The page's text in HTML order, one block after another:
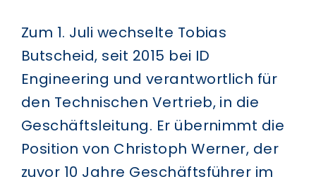
Zum 1. Juli wechselte Tobias
Butscheid, seit 2015 bei ID
Engineering und verantwortlich für
den Technischen Vertrieb, in die
Geschäftsleitung. Er übernimmt die
Position von Christoph Werner, der
zuvor 10 Jahre Geschäftsführer im